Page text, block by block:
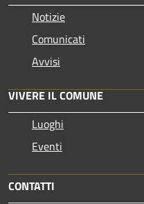
Notizie
Comunicati
Avvisi
VIVERE IL COMUNE
Luoghi
Eventi
CONTATTI